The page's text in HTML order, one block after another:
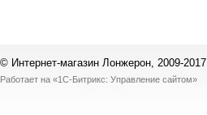
© Интернет-магазин Лонжерон, 2009-2017
Работает на «1С-Битрикс: Управление сайтом»